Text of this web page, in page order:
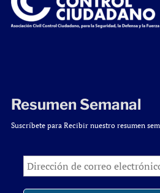
Resumen Semanal
Suscríbete para Recibir nuestro resumen